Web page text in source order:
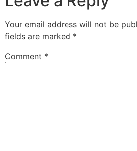
Your email address will not be
fields are marked *
Comment *